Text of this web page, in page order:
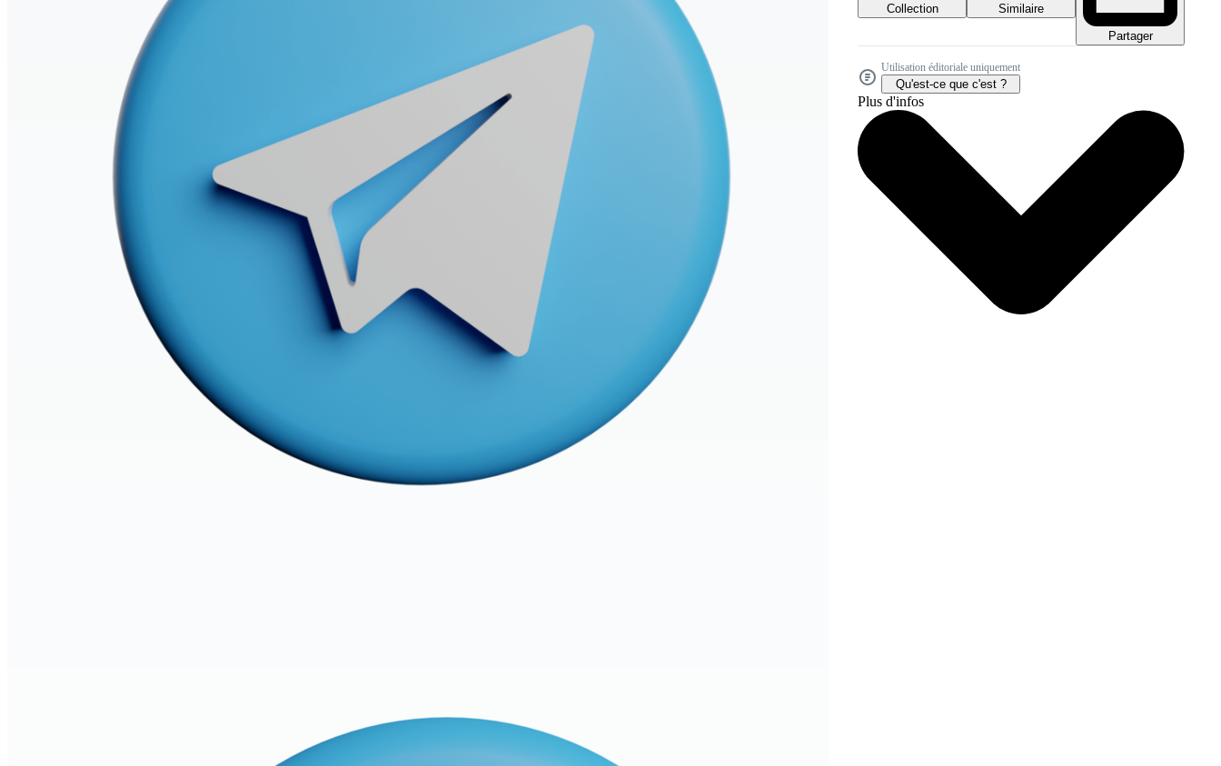
Collection
Similaire
Partager
Utilisation éditoriale uniquement
Qu'est-ce que c'est ?
Plus d'infos